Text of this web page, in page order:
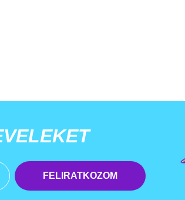
FELIRATKOZOM